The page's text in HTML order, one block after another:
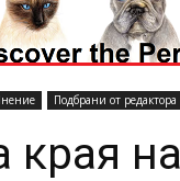
Подбрани от редактора
края